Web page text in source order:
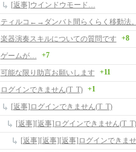
[返事]ウインドウモード…
ティルコ←→ダンバト間らくらく移動法
楽器演奏スキルについての質問です
+8
ゲームが… +7
可能な限り助言お願いします +11
ログインできません(T_T) +1
[返事]ログインできません(T_T)
[返事][返事]ログインできません(T_T)
[返事][返事][返事]ログインできま